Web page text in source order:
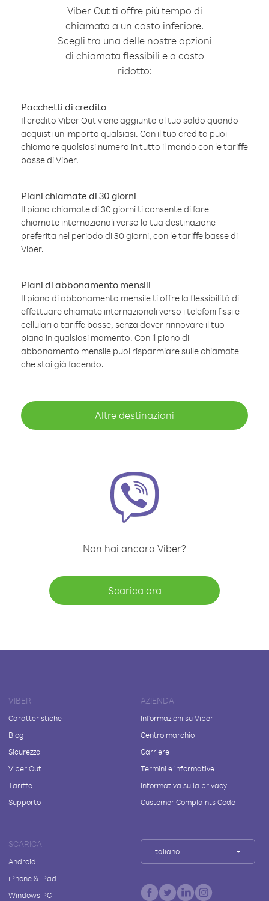
Viber Out ti offre più tempo di
chiamata a un costo inferiore.
Scegli tra una delle nostre opzioni
di chiamata flessibili e a costo
ridotto:
Pacchetti di credito
Il credito Viber Out viene aggiunto al tuo saldo quando
acquisti un importo qualsiasi. Con il tuo credito puoi
chiamare qualsiasi numero in tutto il mondo con le tariffe
basse di Viber.
Piani chiamate di 30 giorni
Il piano chiamate di 30 giorni ti consente di fare
chiamate internazionali verso la tua destinazione
preferita nel periodo di 30 giorni, con le tariffe basse di
Viber.
Piani di abbonamento mensili
Il piano di abbonamento mensile ti offre la flessibilità di
effettuare chiamate internazionali verso i telefoni fissi e
cellulari a tariffe basse, senza dover rinnovare il tuo
piano in qualsiasi momento. Con il piano di
abbonamento mensile puoi risparmiare sulle chiamate
che stai già facendo.
Altre destinazioni
Non hai ancora Viber?
Scarica ora
VIBER
Caratteristiche
Blog
Sicurezza
Viber Out
Tariffe
Supporto
AZIENDA
Informazioni su Viber
Centro marchio
Carriere
Termini e informative
Informativa sulla privacy
Customer Complaints Code
SCARICA
Android
iPhone & iPad
Windows PC
Italiano